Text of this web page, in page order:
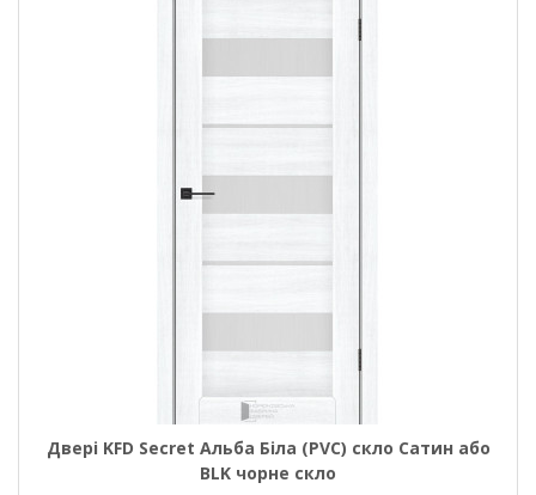
Двері KFD Secret Альба Біла (PVC) скло Сатин або
BLK чорне скло